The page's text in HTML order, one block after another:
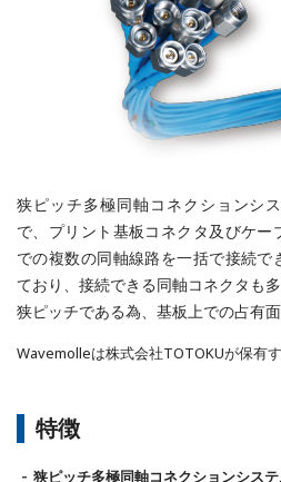
狭ピッチ多極同軸コネクションシ
で、プリント基板コネクタ及びケー
での複数の同軸線路を一括で接続
ており、接続できる同軸コネクタも
狭ピッチである為、基板上での占有面
Wavemolleは株式会社TOTOKUが保有す
特徴
狭ピッチ多極同軸コネクションシス